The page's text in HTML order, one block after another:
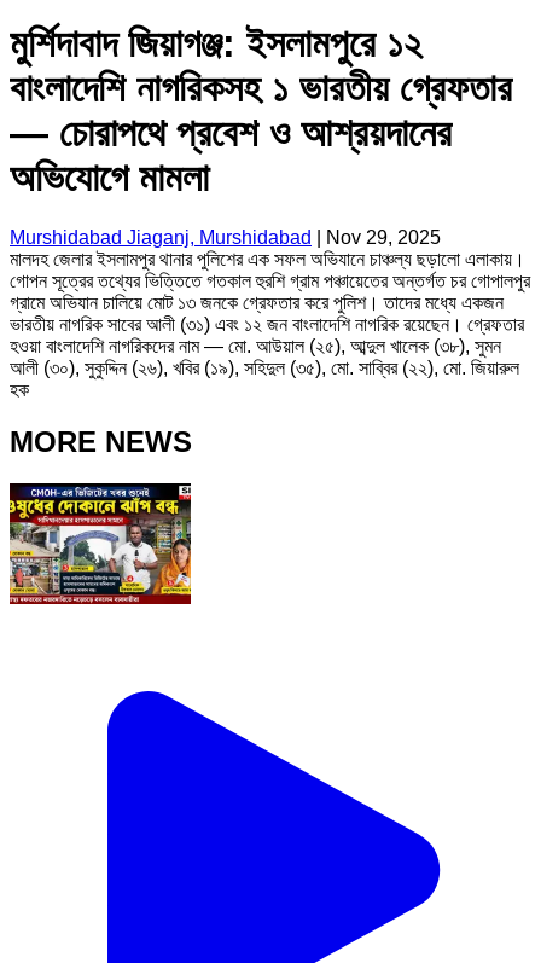
মুর্শিদাবাদ জিয়াগঞ্জ: ইসলামপুরে ১২
বাংলাদেশি নাগরিকসহ ১ ভারতীয় গ্রেফতার
— চোরাপথে প্রবেশ ও আশ্রয়দানের
অভিযোগে মামলা
Murshidabad Jiaganj, Murshidabad
Nov 29, 2025
মালদহ জেলার ইসলামপুর থানার পুলিশের এক সফল অভিযানে চাঞ্চল্য ছড়ালো এলাকায়।
গোপন সূত্রের তথ্যের ভিত্তিতে গতকাল হুরশি গ্রাম পঞ্চায়েতের অন্তর্গত চর গোপালপুর
গ্রামে অভিযান চালিয়ে মোট ১৩ জনকে গ্রেফতার করে পুলিশ। তাদের মধ্যে একজন
ভারতীয় নাগরিক সাবের আলী (৩১) এবং ১২ জন বাংলাদেশি নাগরিক রয়েছেন। গ্রেফতার
হওয়া বাংলাদেশি নাগরিকদের নাম — মো. আউয়াল (২৫), আব্দুল খালেক (৩৮), সুমন
আলী (৩০), সুকুদ্দিন (২৬), খবির (১৯), সহিদুল (৩৫), মো. সাব্বির (২২), মো. জিয়ারুল
হক
MORE NEWS